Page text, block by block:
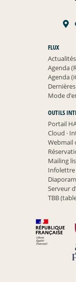
FLUX
Actualités
Agenda
Agenda
Mode
OUTILS
Portail
Cloud ·
Webmail
Mailing
Infolettre
Serveur
TBB